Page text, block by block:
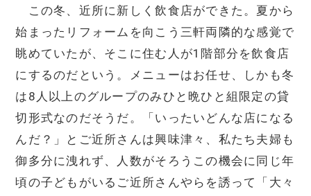
この冬、近所に新しく飲食店ができた。夏から
始まったリフォームを向こう三軒両隣的な感覚で
眺めていたが、そこに住む人が1階部分を飲食店
にするのだという。メニューはお任せ、しかも冬
は8人以上のグループのみひと晩ひと組限定の貸
切形式なのだそうだ。「いったいどんな店になる
んだ？」とご近所さんは興味津々、私たち夫婦も
御多分に洩れず、人数がそろうこの機会に同じ年
頃の子どもがいるご近所さんやらを誘って「大々